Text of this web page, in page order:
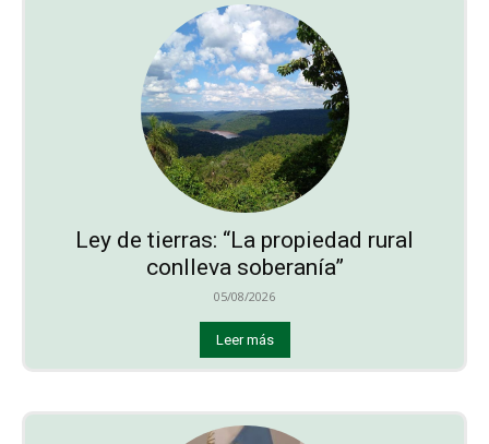
Ley de tierras: “La propiedad rural
conlleva soberanía”
05/08/2026
Leer más